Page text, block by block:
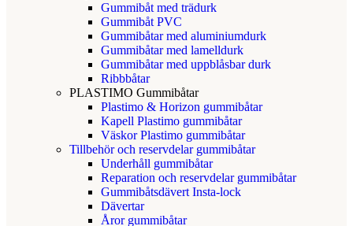
Gummibåt med trädurk
Gummibåt PVC
Gummibåtar med aluminiumdurk
Gummibåtar med lamelldurk
Gummibåtar med uppblåsbar durk
Ribbbåtar
PLASTIMO Gummibåtar
Plastimo & Horizon gummibåtar
Kapell Plastimo gummibåtar
Väskor Plastimo gummibåtar
Tillbehör och reservdelar gummibåtar
Underhåll gummibåtar
Reparation och reservdelar gummibåtar
Gummibåtsdävert Insta-lock
Dävertar
Åror gummibåtar